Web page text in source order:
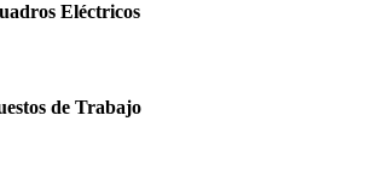
Eléctricos
de Trabajo